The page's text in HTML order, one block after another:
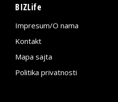
BIZLife
Impresum/O nama
Kontakt
Mapa sajta
Politika privatnosti